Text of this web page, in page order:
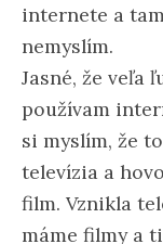
internete a
nemyslím.
Jasné, že veľa
používam
si myslím, že
televízia a
film. Vznikla
máme filmy a